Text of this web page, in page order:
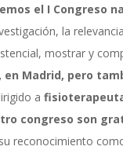
el I Congreso
la
mostrar y
Madrid, pero
a
congreso son
reconocimiento